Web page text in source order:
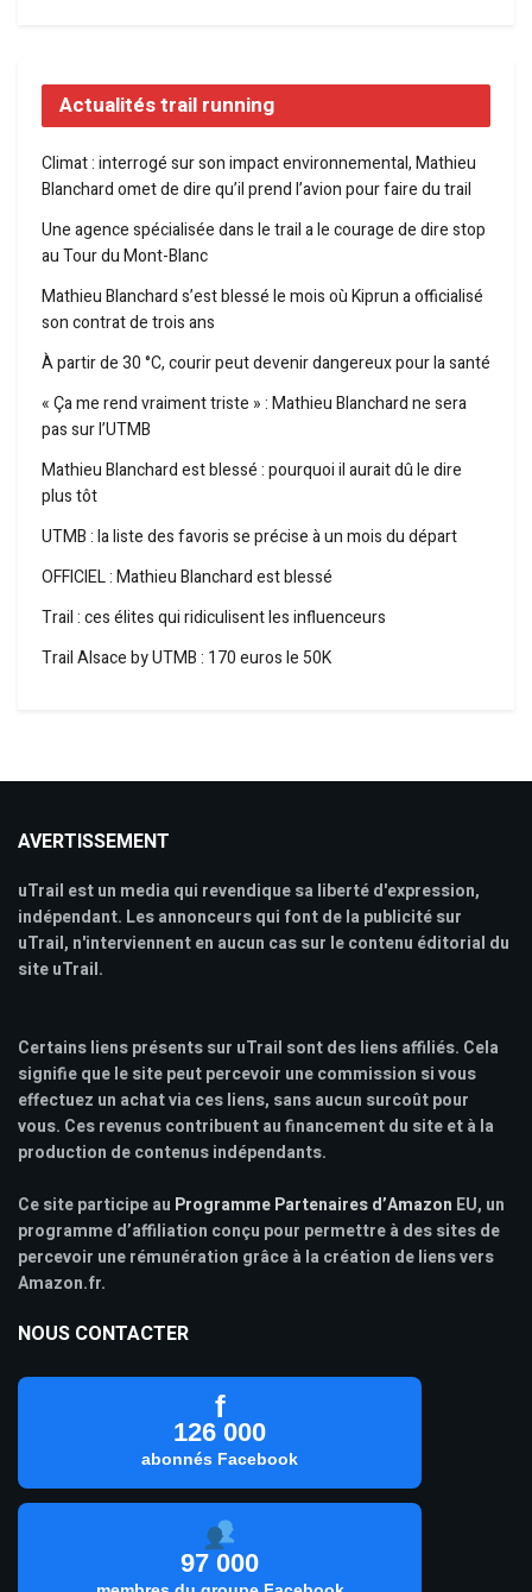
Actualités trail running
Climat : interrogé sur son impact environnemental, Mathieu
Blanchard omet de dire qu’il prend l’avion pour faire du trail
Une agence spécialisée dans le trail a le courage de dire stop
au Tour du Mont-Blanc
Mathieu Blanchard s’est blessé le mois où Kiprun a officialisé
son contrat de trois ans
À partir de 30 °C, courir peut devenir dangereux pour la santé
« Ça me rend vraiment triste » : Mathieu Blanchard ne sera
pas sur l’UTMB
Mathieu Blanchard est blessé : pourquoi il aurait dû le dire
plus tôt
UTMB : la liste des favoris se précise à un mois du départ
OFFICIEL : Mathieu Blanchard est blessé
Trail : ces élites qui ridiculisent les influenceurs
Trail Alsace by UTMB : 170 euros le 50K
AVERTISSEMENT
uTrail est un media qui revendique sa liberté d'expression,
indépendant. Les annonceurs qui font de la publicité sur
uTrail, n'interviennent en aucun cas sur le contenu éditorial du
site uTrail.
Certains liens présents sur uTrail sont des liens affiliés. Cela
signifie que le site peut percevoir une commission si vous
effectuez un achat via ces liens, sans aucun surcoût pour
vous. Ces revenus contribuent au financement du site et à la
production de contenus indépendants.
Ce site participe au Programme Partenaires d’Amazon EU, un
programme d’affiliation conçu pour permettre à des sites de
percevoir une rémunération grâce à la création de liens vers
Amazon.fr.
NOUS CONTACTER
f
126 000
abonnés Facebook
97 000